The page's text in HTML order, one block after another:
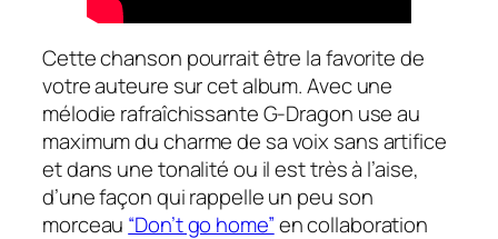
Cette chanson pourrait être la favorite de
votre auteure sur cet album. Avec une
mélodie rafraîchissante G-Dragon use au
maximum du charme de sa voix sans artifice
et dans une tonalité ou il est très à l’aise,
d’une façon qui rappelle un peu son
morceau “Don’t go home”en collaboration